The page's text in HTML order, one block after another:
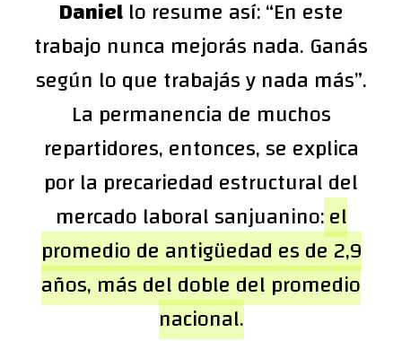
Daniello resume así: “En este
trabajo nunca mejorás nada. Ganás
según lo que trabajás y nada más”.
La permanencia de muchos
repartidores, entonces, se explica
por la precariedad estructural del
mercado laboral sanjuanino:el
promedio de antigüedad es de 2,9
años, más del doble del promedio
nacional.